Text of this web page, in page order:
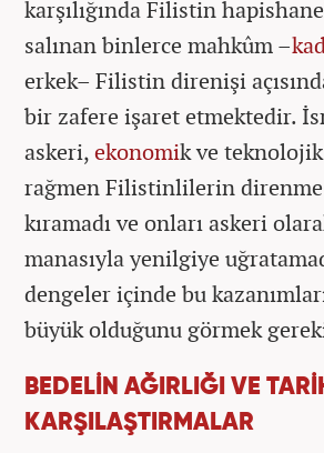
karşılığında Filistin
salınan binlerce mahkûm –
erkek– Filistin direnişi
bir zafere işaret etmektedir.
askeri,ekonomik ve
rağmen Filistinlilerin
kıramadı ve onları askeri
manasıyla yenilgiye
dengeler içinde bu
büyük olduğunu görmek
BEDELİN AĞIRLIĞI VE
KARŞILAŞTIRMALAR